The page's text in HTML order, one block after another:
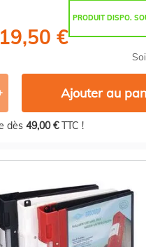
PRODUIT DISPO.
19,50 €
Ajouter au
dès 49,00 €TTC !